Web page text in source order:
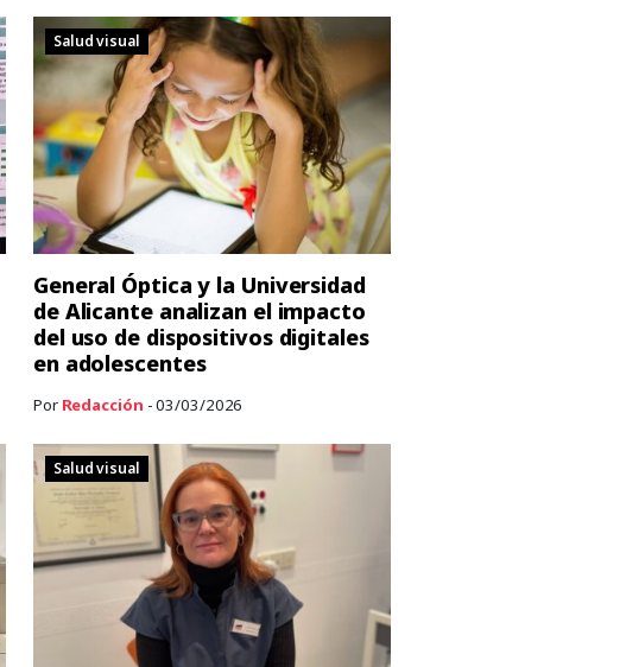
Salud visual
General Óptica y la Universidad
de Alicante analizan el impacto
del uso de dispositivos digitales
en adolescentes
Por Redacción - 03/03/2026
Salud visual